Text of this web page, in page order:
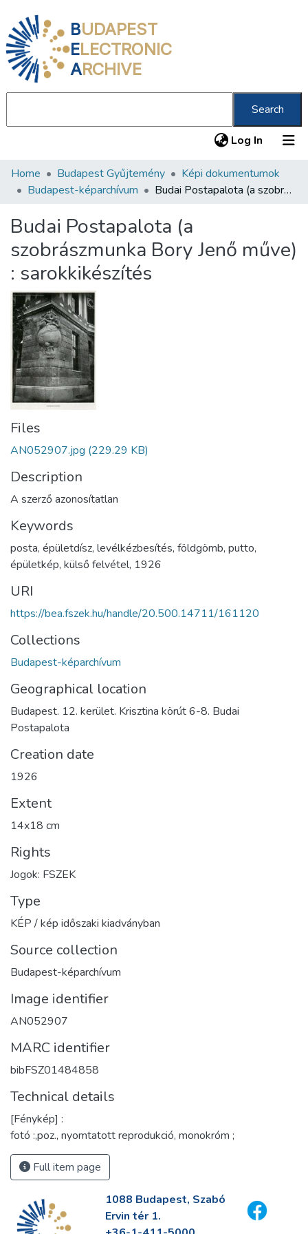
BUDAPEST
ELECTRONIC
ARCHIVE
Search
Log In (current)
Communities & Collections
Statistics
About us
Home Budapest Gyűjtemény
Képi dokumentumok
Budapest-képarchívum
Budai Postapalota (a szobrászmunka Bory Jenő műve) : sarokkikészítés
Budai Postapalota (a
szobrászmunka Bory Jenő műve)
: sarokkikészítés
Files
AN052907.jpg (229.29 KB)
Description
A szerző azonosítatlan
Keywords
posta, épületdísz, levélkézbesítés, földgömb, putto,
épületkép, külső felvétel, 1926
URI
https://bea.fszek.hu/handle/20.500.14711/161120
Collections
Budapest-képarchívum
Geographical location
Budapest. 12. kerület. Krisztina körút 6-8. Budai
Postapalota
Creation date
1926
Extent
14x18 cm
Rights
Jogok: FSZEK
Type
KÉP / kép időszaki kiadványban
Source collection
Budapest-képarchívum
Image identifier
AN052907
MARC identifier
bibFSZ01484858
Technical details
[Fénykép] :
fotó :,poz., nyomtatott reprodukció, monokróm ;
Full item page
1088 Budapest, Szabó
Ervin tér 1.